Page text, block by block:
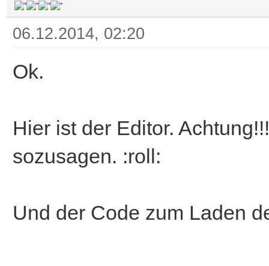
Pattern
WBox 20,100,300,130,1
WBox 20,140,300,170,2
colour !!
06.12.2014, 02:20
Ok.
Hier ist der Editor.
sozusagen. :roll:
Und der Code zum Laden